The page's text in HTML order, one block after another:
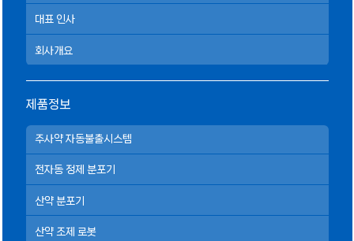
대표 인사
회사개요
제품정보
주사약 자동불출시스템
전자동 정제 분포기
산약 분포기
산약 조제 로봇